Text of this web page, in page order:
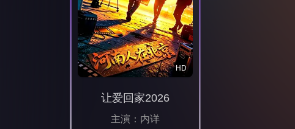
HD
让爱回家2026
主演：内详